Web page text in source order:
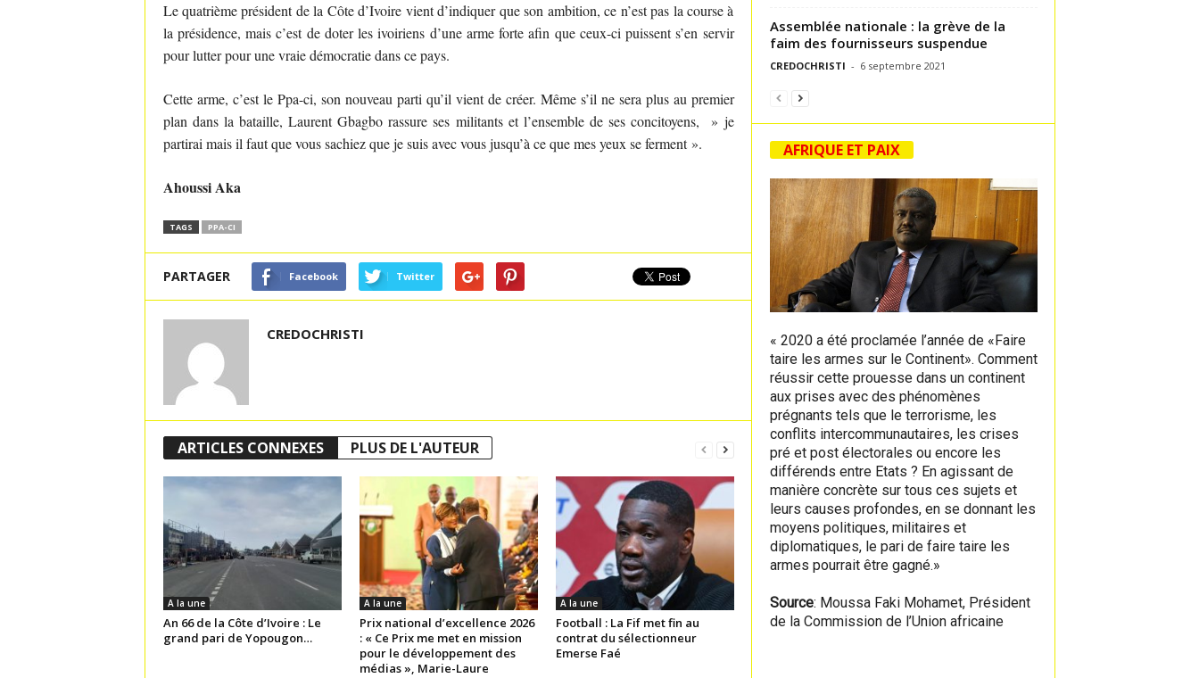
Le quatrième président de la Côte d’Ivoire vient d’indiquer que son ambition, ce n’est pas la course à
la présidence, mais c’est de doter les ivoiriens d’une arme forte afin que ceux-ci puissent s’en servir
pour lutter pour une vraie démocratie dans ce pays.
Cette arme, c’est le Ppa-ci, son nouveau parti qu’il vient de créer. Même s’il ne sera plus au premier
plan dans la bataille, Laurent Gbagbo rassure ses militants et l’ensemble de ses concitoyens, » je
partirai mais il faut que vous sachiez que je suis avec vous jusqu’à ce que mes yeux se ferment ».
Ahoussi Aka
TAGS PPA-CI
PARTAGER Facebook Twitter
CREDOCHRISTI
ARTICLES CONNEXES PLUS DE L'AUTEUR
A la une
An 66 de la Côte d’Ivoire : Le
grand pari de Yopougon…
A la une
Prix national d’excellence 2026
: « Ce Prix me met en mission
pour le développement des
médias », Marie-Laure
A la une
Football : La Fif met fin au
contrat du sélectionneur
Emerse Faé
Assemblée nationale : la grève de la
faim des fournisseurs suspendue
CREDOCHRISTI - 6 septembre 2021
AFRIQUE ET PAIX
« 2020 a été proclamée l’année de «Faire
taire les armes sur le Continent». Comment
réussir cette prouesse dans un continent
aux prises avec des phénomènes
prégnants tels que le terrorisme, les
conflits intercommunautaires, les crises
pré et post électorales ou encore les
différends entre Etats ? En agissant de
manière concrète sur tous ces sujets et
leurs causes profondes, en se donnant les
moyens politiques, militaires et
diplomatiques, le pari de faire taire les
armes pourrait être gagné.»
Source: Moussa Faki Mohamet, Président
de la Commission de l’Union africaine